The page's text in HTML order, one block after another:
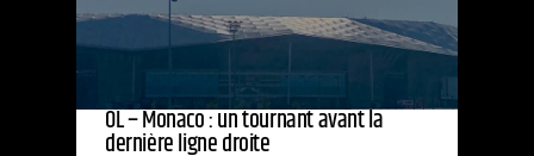
OL – Monaco : un tournant avant la
dernière ligne droite